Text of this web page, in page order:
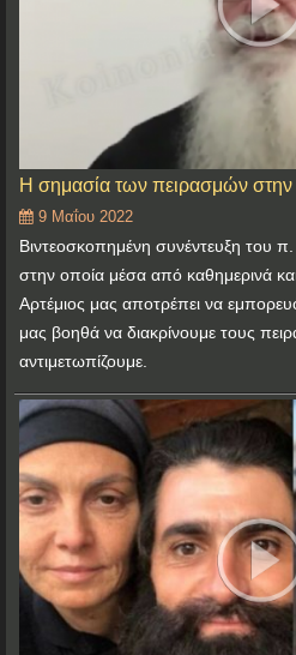
Η σημασία των πειρασμών
9 Μαΐου 2022
Βιντεοσκοπημένη συνέντευξη του π.
στην οποία μέσα από καθημερινά
Αρτέμιος μας αποτρέπει να
μας βοηθά να διακρίνουμε τους
αντιμετωπίζουμε.